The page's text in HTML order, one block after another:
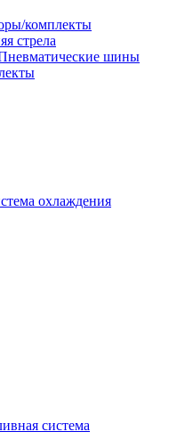
комплекты
стрела
шины
охлаждения
система